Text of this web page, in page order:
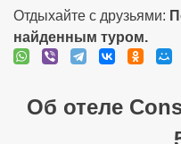
туристической зоны
аэропорта города Ларнака.
Всего 153 номера. Общая
общественный песчаный
телефона: +35723834000.